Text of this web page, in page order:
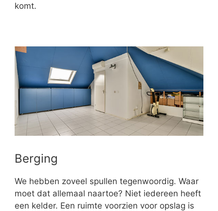
komt.
Berging
We hebben zoveel spullen tegenwoordig. Waar
moet dat allemaal naartoe? Niet iedereen heeft
een kelder. Een ruimte voorzien voor opslag is